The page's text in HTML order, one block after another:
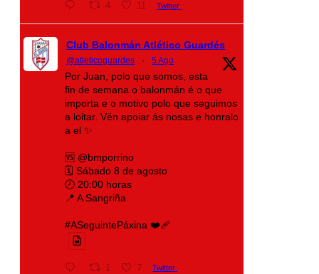
4 11 Twitter
Club Balonmán Atlético Guardés
@atleticoguardes · 5 Ago
Por Juan, polo que somos, esta
fin de semana o balonmán é o que
importa e o motivo polo que seguimos
a loitar. Vén apoiar ás nosas e honralo
a el ✨
🆚 @bmporrino
🗓️ Sábado 8 de agosto
🕗 20:00 horas
📍 A Sangriña
#ASeguintePáxina ❤️‍🩹
1 7 Twitter